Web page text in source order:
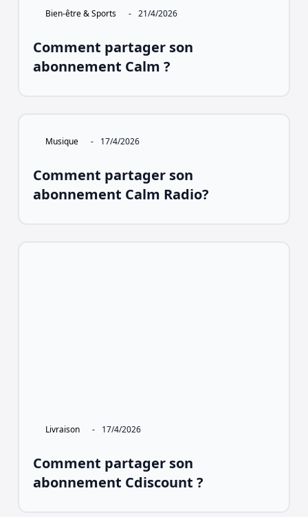
Bien-être & Sports - 21/4/2026
Comment partager son
abonnement Calm ?
Musique - 17/4/2026
Comment partager son
abonnement Calm Radio?
Livraison - 17/4/2026
Comment partager son
abonnement Cdiscount ?